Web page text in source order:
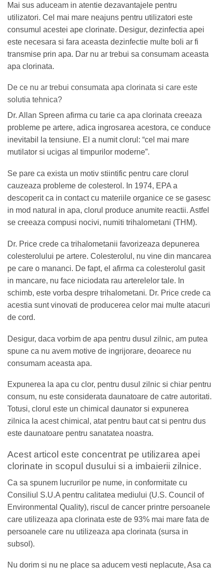
Mai sus aduceam in atentie dezavantajele pentru
utilizatori. Cel mai mare neajuns pentru utilizatori este
consumul acestei ape clorinate. Desigur, dezinfectia apei
este necesara si fara aceasta dezinfectie multe boli ar fi
transmise prin apa. Dar nu ar trebui sa consumam aceasta
apa clorinata.
De ce nu ar trebui consumata apa clorinata si care este
solutia tehnica?
Dr. Allan Spreen afirma cu tarie ca apa clorinata creeaza
probleme pe artere, adica ingrosarea acestora, ce conduce
inevitabil la tensiune. El a numit clorul: “cel mai mare
mutilator si ucigas al timpurilor moderne”.
Se pare ca exista un motiv stiintific pentru care clorul
cauzeaza probleme de colesterol. In 1974, EPA a
descoperit ca in contact cu materiile organice ce se gasesc
in mod natural in apa, clorul produce anumite reactii. Astfel
se creeaza compusi nocivi, numiti trihalometani (THM).
Dr. Price crede ca trihalometanii favorizeaza depunerea
colesterolului pe artere. Colesterolul, nu vine din mancarea
pe care o mananci. De fapt, el afirma ca colesterolul gasit
in mancare, nu face niciodata rau arterelelor tale. In
schimb, este vorba despre trihalometani. Dr. Price crede ca
acestia sunt vinovati de producerea celor mai multe atacuri
de cord.
Desigur, daca vorbim de apa pentru dusul zilnic, am putea
spune ca nu avem motive de ingrijorare, deoarece nu
consumam aceasta apa.
Expunerea la apa cu clor, pentru dusul zilnic si chiar pentru
consum, nu este considerata daunatoare de catre autoritati.
Totusi, clorul este un chimical daunator si expunerea
zilnica la acest chimical, atat pentru baut cat si pentru dus
este daunatoare pentru sanatatea noastra.
Acest articol este concentrat pe utilizarea apei
clorinate in scopul dusului si a imbaierii zilnice.
Ca sa spunem lucrurilor pe nume, in conformitate cu
Consiliul S.U.A pentru calitatea mediului (U.S. Council of
Environmental Quality), riscul de cancer printre persoanele
care utilizeaza apa clorinata este de 93% mai mare fata de
persoanele care nu utilizeaza apa clorinata (sursa in
subsol).
Nu dorim si nu ne place sa aducem vesti neplacute, Asa ca